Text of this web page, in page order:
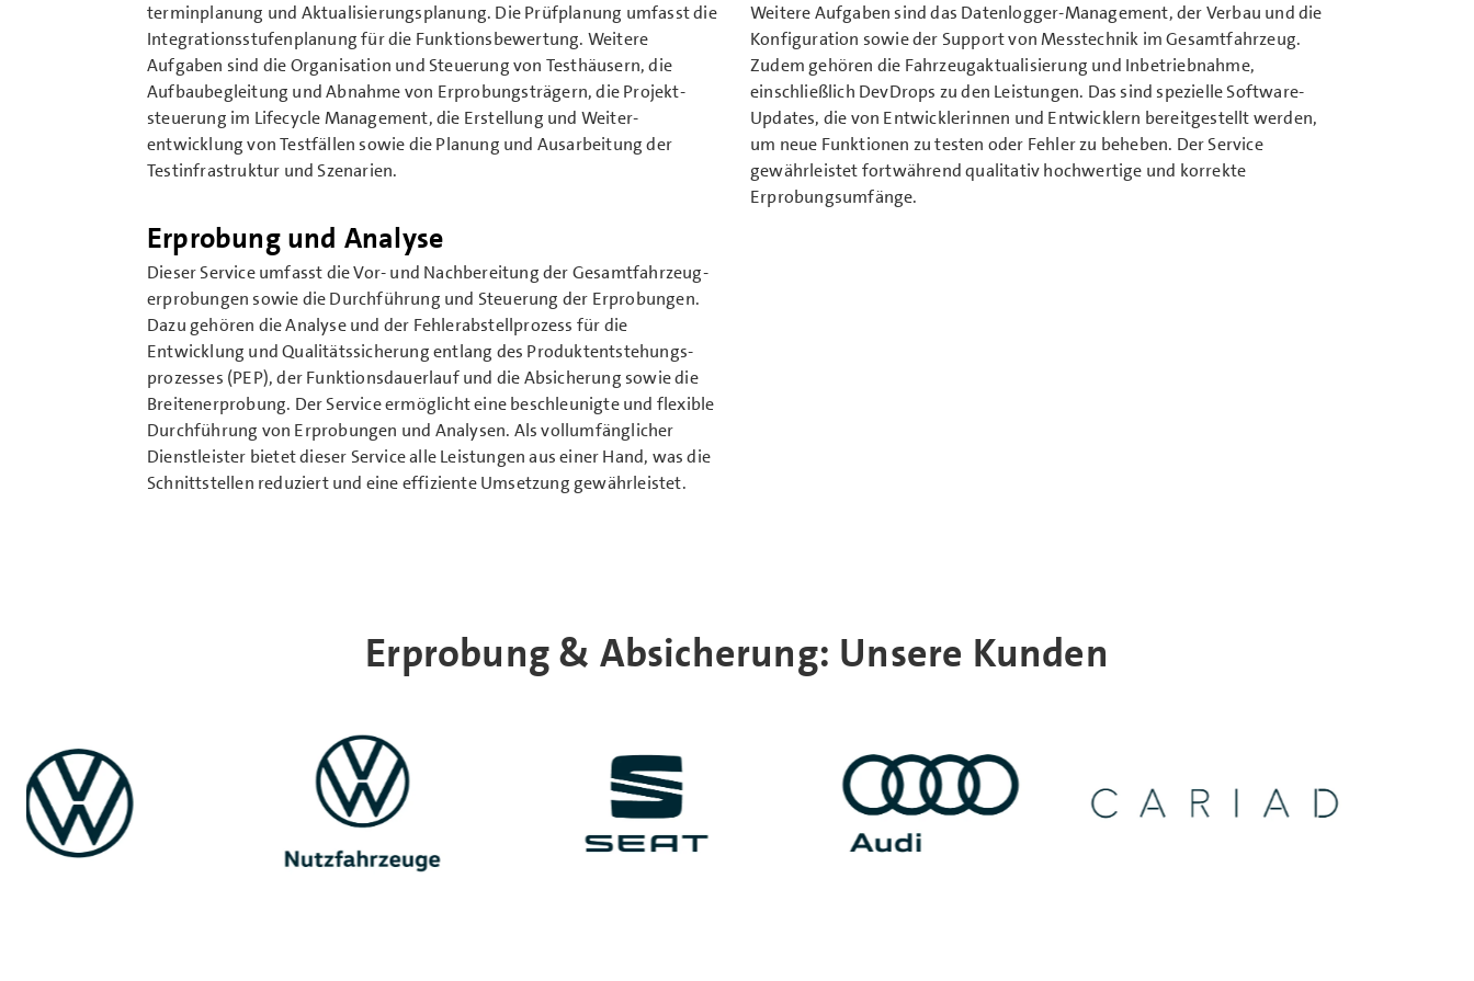
terminplanung und Aktualisierungs­planung. Die Prüfplanung umfasst die
Integrationsstufenplanung für die Funktions­bewertung. Weitere
Aufgaben sind die Organisation und Steuerung von Testhäusern, die
Aufbau­begleitung und Abnahme von Erprobungs­trägern, die Projekt­
steuerung im Lifecycle Management, die Erstellung und Weiter­
entwicklung von Testfällen sowie die Planung und Ausarbeitung der
Testinfrastruktur und Szenarien.
Erprobung und Analyse
Dieser Service umfasst die Vor- und Nach­bereitung der Gesamt­fahrzeug­
erprobungen sowie die Durchführung und Steuerung der Erprobungen.
Dazu gehören die Analyse und der Fehler­abstellprozess für die
Entwicklung und Qualitäts­sicherung entlang des Produkt­entstehungs­
prozesses (PEP), der Funktions­dauerlauf und die Absicherung sowie die
Breiten­erprobung. Der Service ermöglicht eine beschleunigte und flexible
Durch­führung von Erprobungen und Analysen. Als voll­umfänglicher
Dienstleister bietet dieser Service alle Leistungen aus einer Hand, was die
Schnitt­stellen reduziert und eine effiziente Umsetzung gewährleistet.
Weitere Aufgaben sind das Datenlogger-Management, der Verbau und die
Konfiguration sowie der Support von Messtechnik im Gesamtfahrzeug.
Zudem gehören die Fahrzeug­aktualisierung und Inbetriebnahme,
einschließlich DevDrops zu den Leistungen. Das sind spezielle Software-
Updates, die von Entwicklerinnen und Entwicklern bereitgestellt werden,
um neue Funktionen zu testen oder Fehler zu beheben. Der Service
gewährleistet fortwährend qualitativ hochwertige und korrekte
Erprobungsumfänge.
Erprobung & Absicherung: Unsere Kunden